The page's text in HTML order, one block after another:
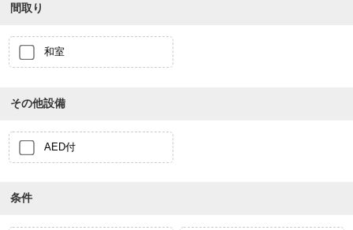
間取り
和室
その他設備
AED付
条件